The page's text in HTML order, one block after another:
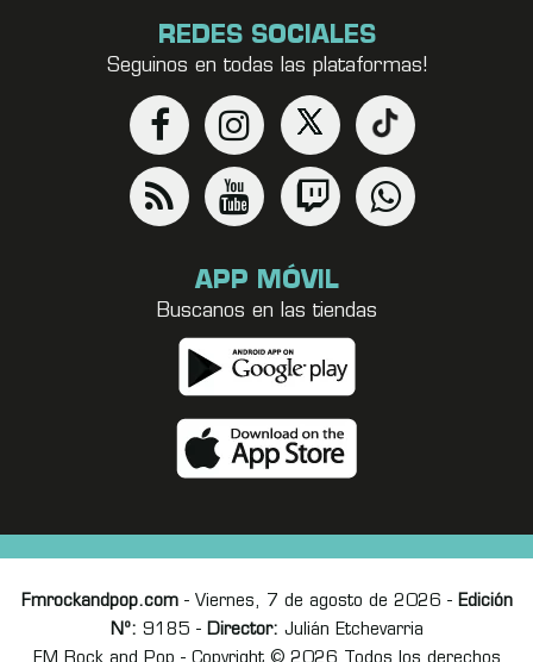
REDES SOCIALES
Seguinos en todas las plataformas!
APP MÓVIL
Buscanos en las tiendas
Fmrockandpop.com- Viernes, 7 de agosto de 2026 - Edición
Nº: 9185 - Director: Julián Etchevarria